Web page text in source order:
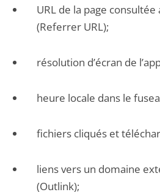
URL de la page
(Referrer URL);
résolution d’écran de
heure locale dans le
fichiers cliqués et
liens vers un domaine
(Outlink);